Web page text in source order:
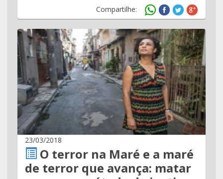
Compartilhe:
23/03/2018
O terror na Maré e a maré
de terror que avança: matar